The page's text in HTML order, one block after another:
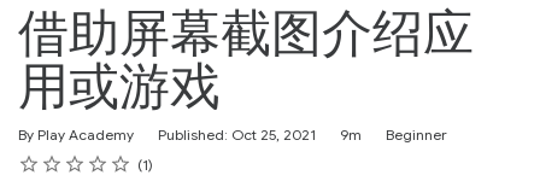
借助屏幕截图介绍应
用或游戏
By Play Academy Published: Oct 25, 2021
Duration 9m
Difficulty
Beginner
Rating
1 star
2 stars
3 stars
4 stars
5 stars
Average rating: 4.0 1
1 review